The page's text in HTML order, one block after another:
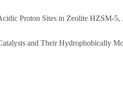
Proton Sites in Zeolite HZSM-5,
and Their Hydrophobically